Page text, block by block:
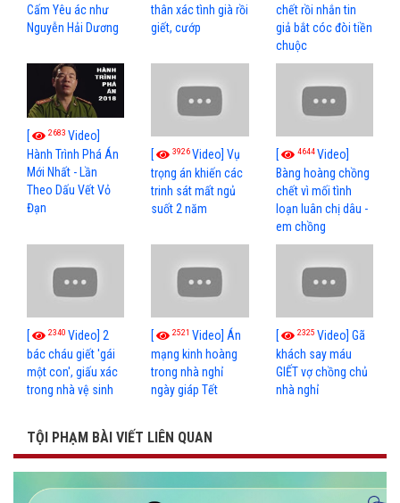
Cấm Yêu ác như
Nguyễn Hải Dương
thân xác tình già rồi
giết, cướp
chết rồi nhắn tin
giả bắt cóc đòi tiền
chuộc
[ 2683 Video]
Hành Trình Phá Án
Mới Nhất - Lần
Theo Dấu Vết Vỏ
Đạn
[ 3926Video] Vụ
trọng án khiến các
trinh sát mất ngủ
suốt 2 năm
[ 4644Video]
Bàng hoàng chồng
chết vì mối tình
loạn luân chị dâu -
em chồng
[ 2340 Video] 2
bác cháu giết 'gái
một con', giấu xác
trong nhà vệ sinh
[ 2521Video] Án
mạng kinh hoàng
trong nhà nghỉ
ngày giáp Tết
[ 2325 Video] Gã
khách say máu
GIẾT vợ chồng chủ
nhà nghỉ
TỘI PHẠM BÀI VIẾT LIÊN QUAN